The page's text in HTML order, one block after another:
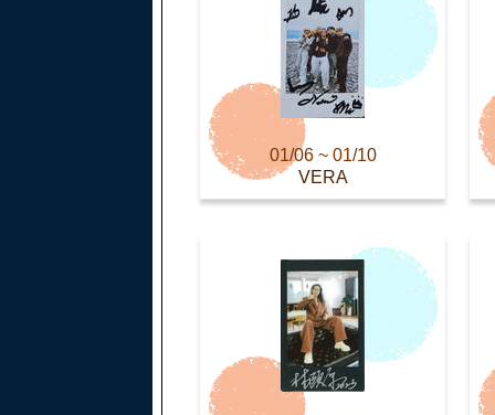
01/06 ~ 01/10
VERA